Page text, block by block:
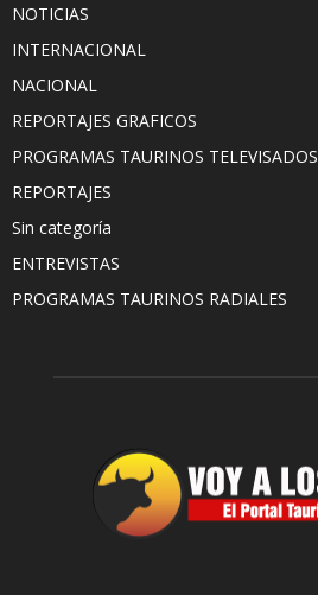
NOTICIAS
INTERNACIONAL
NACIONAL
REPORTAJES GRAFICOS
PROGRAMAS TAURINOS TELEVISADOS
REPORTAJES
Sin categoría
ENTREVISTAS
PROGRAMAS TAURINOS RADIALES